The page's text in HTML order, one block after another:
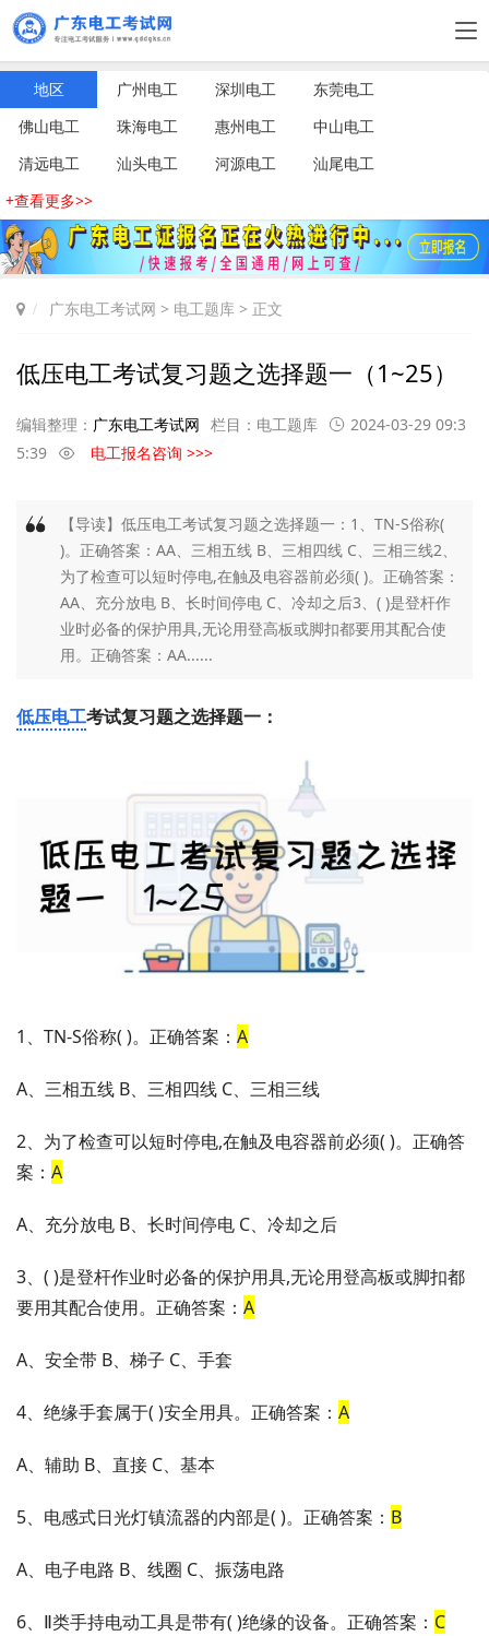
地区 广州电工 深圳电工
东莞电工
佛山电工
珠海电工 惠州电工
中山电工
清远电工
汕头电工 河源电工
汕尾电工
+查看更多>>
广东电工考试网 > 电工题库 > 正文
低压电工考试复习题之选择题一（1~25）
编辑整理： 广东电工考试网 栏目： 电工题库
2024-03-29 09:3
5:39
电工报名咨询 >>>
【导读】低压电工考试复习题之选择题一：1、TN-S俗称(
)。正确答案：AA、三相五线 B、三相四线 C、三相三线2、
为了检查可以短时停电,在触及电容器前必须( )。正确答案：
AA、充分放电 B、长时间停电 C、冷却之后3、( )是登杆作
业时必备的保护用具,无论用登高板或脚扣都要用其配合使
用。正确答案：AA......
低压电工考试复习题之选择题一：
1、TN-S俗称( )。正确答案： A
A、三相五线 B、三相四线 C、三相三线
2、为了检查可以短时停电,在触及电容器前必须( )。正确答
案： A
A、充分放电 B、长时间停电 C、冷却之后
3、( )是登杆作业时必备的保护用具,无论用登高板或脚扣都
要用其配合使用。正确答案： A
A、安全带 B、梯子 C、手套
4、绝缘手套属于( )安全用具。正确答案： A
A、辅助 B、直接 C、基本
5、电感式日光灯镇流器的内部是( )。正确答案： B
A、电子电路 B、线圈 C、振荡电路
6、Ⅱ类手持电动工具是带有( )绝缘的设备。正确答案： C